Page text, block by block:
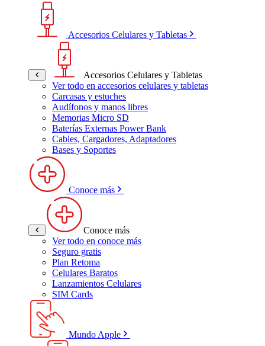
Accesorios Celulares y Tabletas
Accesorios Celulares y Tabletas
Ver todo en accesorios celulares y tabletas
Carcasas y estuches
Audífonos y manos libres
Memorias Micro SD
Baterías Externas Power Bank
Cables, Cargadores, Adaptadores
Bases y Soportes
Conoce más
Conoce más
Ver todo en conoce más
Seguro gratis
Plan Retoma
Celulares Baratos
Lanzamientos Celulares
SIM Cards
Mundo Apple